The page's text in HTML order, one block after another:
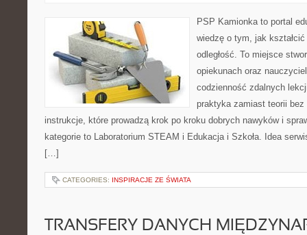
PSP Kamionka to portal
wiedzę o tym, jak
odległość. To miejsce
opiekunach oraz
codzienność zdalnych
praktyka zamiast teorii
instrukcje, które prowadzą krok po kroku dobrych nawyków i
kategorie to Laboratorium STEAM i Edukacja i Szkoła. Idea
[…]
CATEGORIES: INSPIRACJE ZE ŚWIATA
TRANSFERY DANYCH